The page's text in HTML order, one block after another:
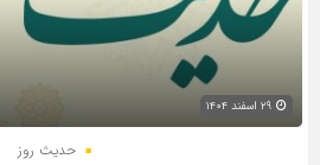
حدیث روز